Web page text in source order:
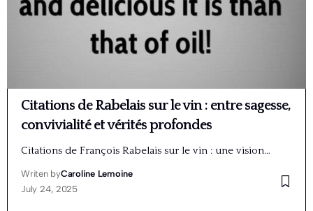
Citations de Rabelais sur le vin : entre sagesse,
convivialité et vérités profondes
Citations de François Rabelais sur le vin : une vision…
Writen byCaroline Lemoine
July 24, 2025